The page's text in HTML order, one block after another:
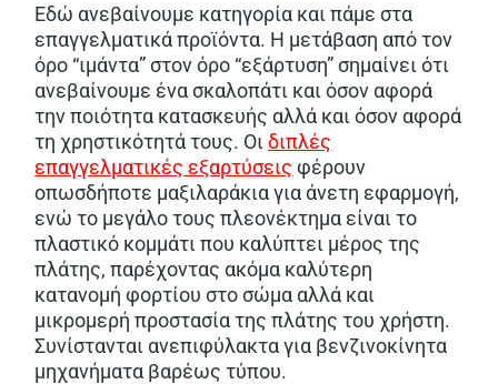
Εδώ ανεβαίνουμε κατηγορία και πάμε στα
επαγγελματικά προϊόντα. Η μετάβαση από τον
όρο “ιμάντα” στον όρο “εξάρτυση” σημαίνει ότι
ανεβαίνουμε ένα σκαλοπάτι και όσον αφορά
την ποιότητα κατασκευής αλλά και όσον αφορά
τη χρηστικότητά τους. Οιδιπλές
επαγγελματικές εξαρτύσεις φέρουν
οπωσδήποτε μαξιλαράκια για άνετη εφαρμογή,
ενώ το μεγάλο τους πλεονέκτημα είναι το
πλαστικό κομμάτι που καλύπτει μέρος της
πλάτης, παρέχοντας ακόμα καλύτερη
κατανομή φορτίου στο σώμα αλλά και
μικρομερή προστασία της πλάτης του χρήστη.
Συνίστανται ανεπιφύλακτα για βενζινοκίνητα
μηχανήματα βαρέως τύπου.